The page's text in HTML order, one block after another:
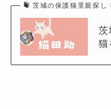
茨城の保護猫里親探し
茨
猫